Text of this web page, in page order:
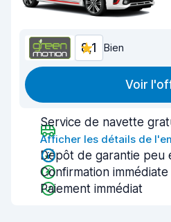
8,1 Bien
Voir
Service de navette
Afficher les détails de
Dépôt de garantie peu
Confirmation immédiate
Paiement immédiat